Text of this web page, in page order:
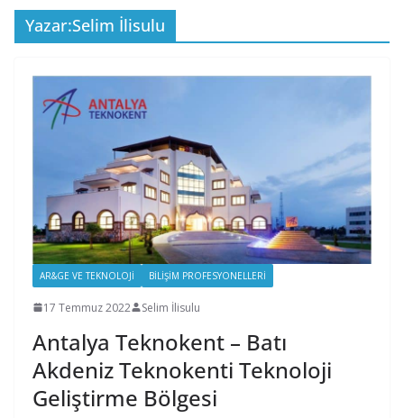
Yazar:Selim İlisulu
AR&GE VE TEKNOLOJI BILIŞIM PROFESYONELLERI
17 Temmuz 2022 Selim İlisulu
Antalya Teknokent – Batı
Akdeniz Teknokenti Teknoloji
Geliştirme Bölgesi